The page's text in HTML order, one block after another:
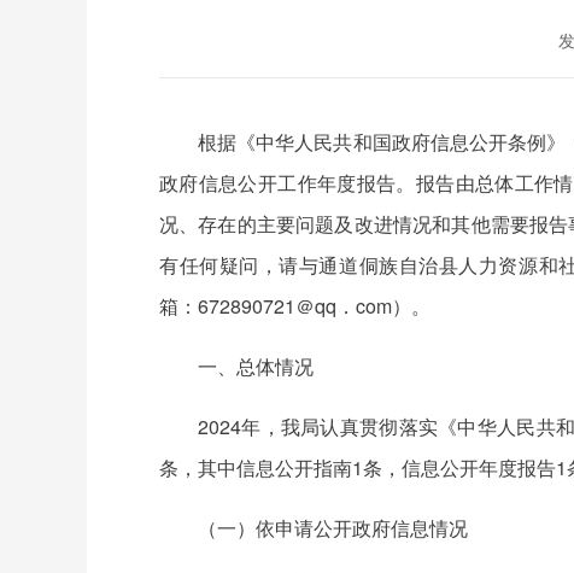
根据《中华人民共和国政府信息公开条例
政府信息公开工作年度报告。报告由总体工作
况、存在的主要问题及改进情况和其他需要报
有任何疑问，请与通道侗族自治县人力资源和
箱：672890721＠qq．com）。
一、总体情况
2024年，我局认真贯彻落实《中华人民共
条，其中信息公开指南1条，信息公开年度报告
（一）依申请公开政府信息情况